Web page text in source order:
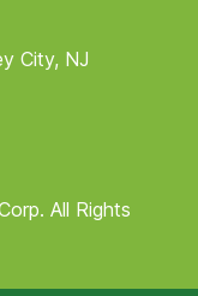
City, NJ
All Rights